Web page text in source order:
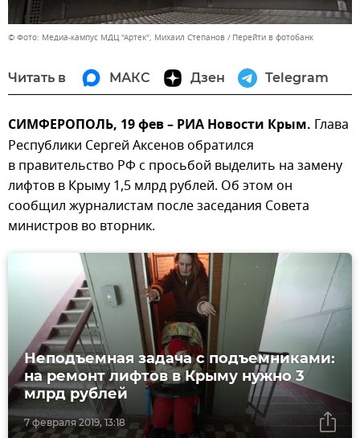
© Фото: Медиа-кампус МДЦ "Артек", Михаил Степанов Перейти в фотобанк
Читать в МАКС Дзен Telegram
СИМФЕРОПОЛЬ, 19 фев – РИА Новости Крым. Глава
Республики Сергей Аксенов обратился
в правительство РФ с просьбой выделить на замену
лифтов в Крыму 1,5 млрд рублей. Об этом он
сообщил журналистам после заседания Совета
министров во вторник.
7 февраля 2019, 13:18
Неподъемная задача с подъемниками:
на ремонт лифтов в Крыму нужно 3
млрд рублей